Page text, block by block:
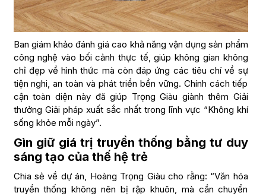
Ban giám khảo đánh giá cao khả năng vận dụng sản phẩm
công nghệ vào bối cảnh thực tế, giúp không gian không
chỉ đẹp về hình thức mà còn đáp ứng các tiêu chí về sự
tiện nghi, an toàn và phát triển bền vững. Chính cách tiếp
cận toàn diện này đã giúp Trọng Giàu giành thêm Giải
thưởng Giải pháp xuất sắc nhất trong lĩnh vực “Không khí
sống khỏe mỗi ngày”.
Gìn giữ giá trị truyền thống bằng tư duy
sáng tạo của thế hệ trẻ
Chia sẻ về dự án, Hoàng Trọng Giàu cho rằng: “Văn hóa
truyền thống không nên bị rập khuôn, mà cần chuyển